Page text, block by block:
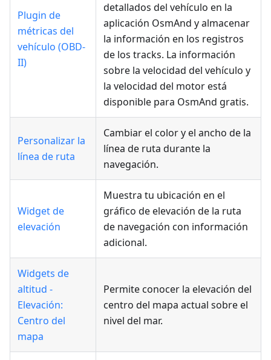
Plugin de
métricas del
vehículo (OBD-
II)
detallados del vehículo en la
aplicación OsmAnd y almacenar
la información en los registros
de los tracks. La información
sobre la velocidad del vehículo y
la velocidad del motor está
disponible para OsmAnd gratis.
Personalizar la
línea de ruta
Cambiar el color y el ancho de la
línea de ruta durante la
navegación.
Widget de
elevación
Muestra tu ubicación en el
gráfico de elevación de la ruta
de navegación con información
adicional.
Widgets de
altitud -
Elevación:
Centro del
mapa
Permite conocer la elevación del
centro del mapa actual sobre el
nivel del mar.